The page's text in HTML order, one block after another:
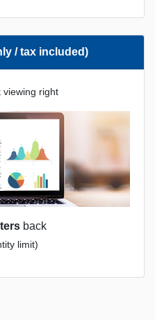
/ tax included)
viewing right
back
limit)